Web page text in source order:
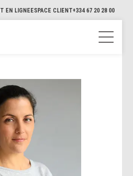
EN LIGNEESPACE CLIENT+334 67 20 28 00